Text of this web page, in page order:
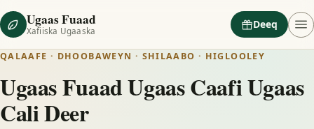
Ugaas Fuaad
Xafiiska Ugaaska
Deeq
QALAAFE · DHOOBAWEYN · SHILAABO · HIGLOOLEY
Ugaas Fuaad Ugaas Caafi Ugaas
Cali Deer